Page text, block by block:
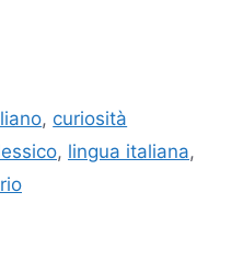
, curiosità
, lingua italiana,